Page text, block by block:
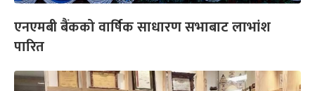
एनएमबी बैंकको वार्षिक साधारण सभाबाट लाभांश
पारित